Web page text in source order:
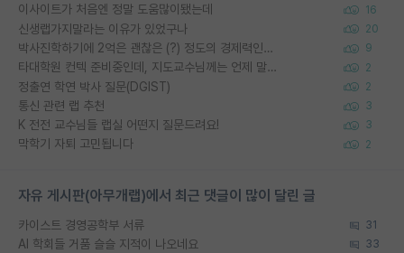
이사이트가 처음엔 정말 도움많이됐는데 16
신생랩가지말라는 이유가 있었구나 20
박사진학하기에 2억은 괜찮은 (?) 정도의 경제력인가요 9
타대학원 컨텍 준비중인데, 지도교수님께는 언제 말씀드려야 할까요? 2
정출연 학연 박사 질문(DGIST) 2
통신 관련 랩 추천 3
K 전전 교수님들 랩실 어떤지 질문드려요! 3
막학기 자퇴 고민됩니다 2
자유 게시판(아무개랩)에서 최근 댓글이 많이 달린 글
카이스트 경영공학부 서류 31
AI 학회들 거품 슬슬 지적이 나오네요 33